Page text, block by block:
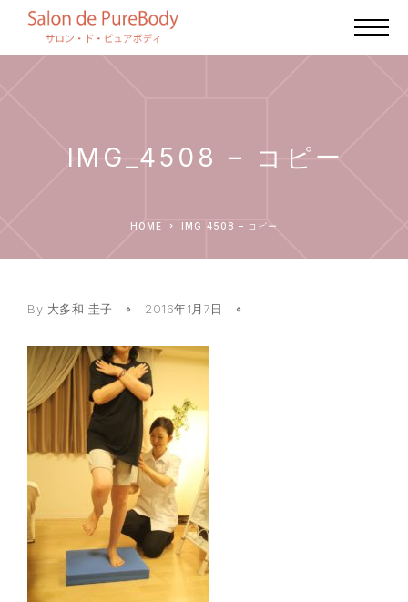
IMG_4508 – コピー
HOME IMG_4508 – コピー
By 大多和 圭子 2016年1月7日